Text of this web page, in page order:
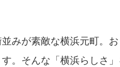
みが素敵な横浜元町。
。そんな「横浜らしさ